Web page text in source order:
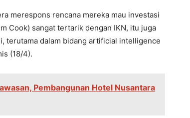
merespons rencana mereka mau investasi
Cook) sangat tertarik dengan IKN, itu juga
terutama dalam bidang artificial intelligence
(18/4).
Pembangunan Hotel Nusantara